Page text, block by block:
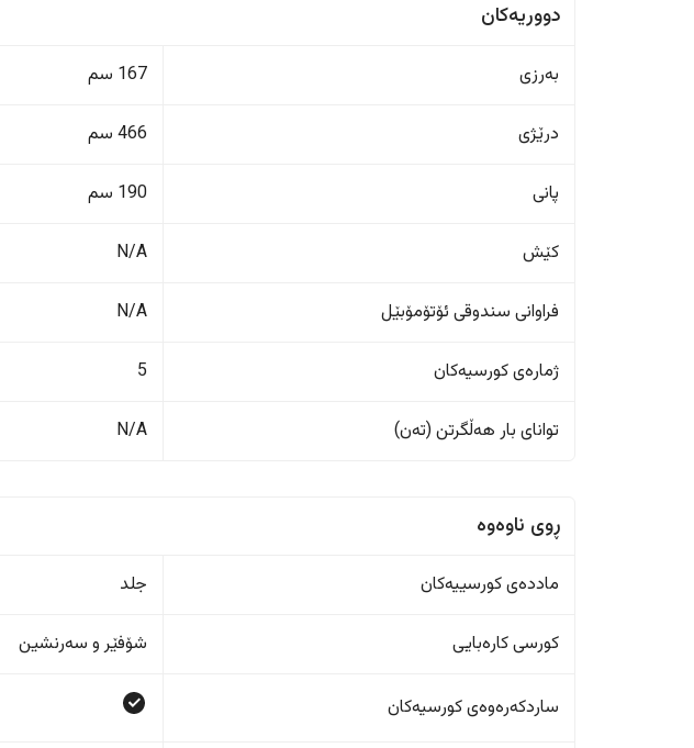
دووریەکان
بەرزی 167 سم
درێژی 466 سم
پانی 190 سم
کێش N/A
فراوانی سندوقی ئۆتۆمۆبێل N/A
ژمارەی کورسیەکان 5
تواناى بار هەڵگرتن (تەن) N/A
ڕوی ناوەوە
ماددەی کورسییەکان جلد
کورسی کارەبایی شۆفێر و سەرنشین
ساردکەرەوەی کورسیەکان